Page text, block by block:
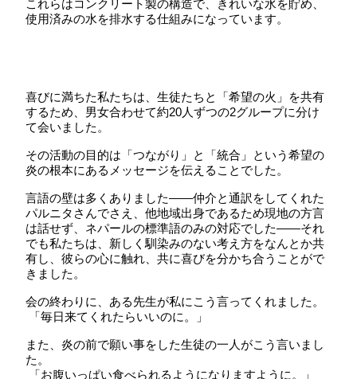
これらはコンクリート製の構造で、きれいな水を貯め、
使用済みの水を排水する仕組みになっています。
喜びに満ちた私たちは、生徒たちと「希望の火」を共有
するため、男女合わせて約20人ずつの2グループに分け
て会いました。
その活動の目的は「つながり」と「統合」という希望の
炎の根本にあるメッセージを伝えることでした。
言語の壁は多くありました――仲介と通訳をしてくれた
パルニタさんでさえ、他地域出身であるため現地の方言
は話せず、ネパールの標準語のみの対応でした――それ
でも私たちは、新しく馴染みのない考え方をなんとか共
有し、彼らの心に触れ、共に喜びを分かち合うことがで
きました。
会の終わりに、ある先生が私にこう言ってくれました。
「毎日来てくれたらいいのに。」
また、炎の前で願い事をした生徒の一人がこう言いまし
た。
「お腹いっぱい食べられるようになりますように。」